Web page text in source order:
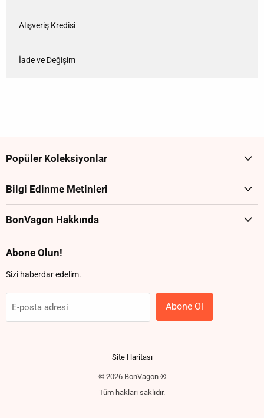
Alışveriş Kredisi
İade ve Değişim
Popüler Koleksiyonlar
Bilgi Edinme Metinleri
BonVagon Hakkında
Abone Olun!
Sizi haberdar edelim.
E-posta adresi Abone Ol
Site Haritası
© 2026 BonVagon ®
Tüm hakları saklıdır.